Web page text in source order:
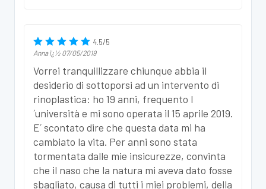
4.5/5
Annaï¿½ 07/05/2019
Vorrei tranquillizzare chiunque abbia il
desiderio di sottoporsi ad un intervento di
rinoplastica: ho 19 anni, frequento l
´università e mi sono operata il 15 aprile 2019.
E´ scontato dire che questa data mi ha
cambiato la vita. Per anni sono stata
tormentata dalle mie insicurezze, convinta
che il naso che la natura mi aveva dato fosse
sbagliato, causa di tutti i miei problemi, della